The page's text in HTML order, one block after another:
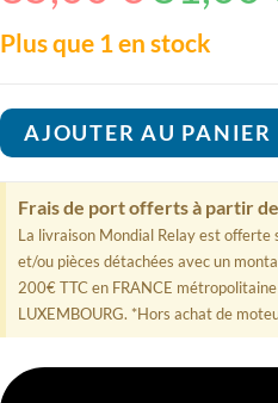
initial
85,00 €.
Plus que 1 en stock
quantité
Filtre
à
HIFI
Filtrer
SA17276
AJOUTER AU PANIER
Frais de port offerts à partir
La livraison Mondial Relay est
et/ou pièces détachées avec un
200€ TTC en FRANCE
LUXEMBOURG. *Hors achat de